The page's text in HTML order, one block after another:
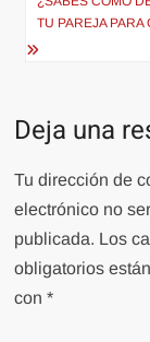
TU PAREJA PARA
Deja una
Tu dirección de
electrónico no
publicada. Los
obligatorios
con*